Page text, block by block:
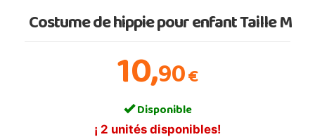
Costume de hippie pour enfant Taille M
10,90€
Disponible
¡ 2 unités disponibles!